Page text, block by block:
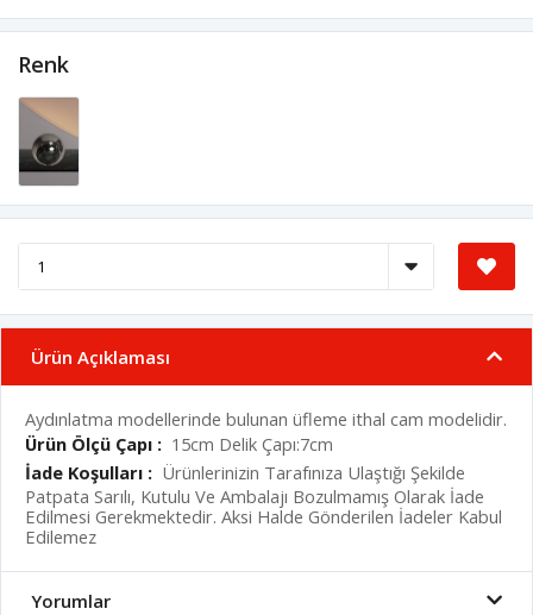
Renk
Ürün Açıklaması
Aydınlatma modellerinde bulunan üfleme ithal cam modelidir.
Ürün Ölçü Çapı : 15cm Delik Çapı:7cm
İade Koşulları : Ürünlerinizin Tarafınıza Ulaştığı Şekilde
Patpata Sarılı, Kutulu Ve Ambalajı Bozulmamış Olarak İade
Edilmesi Gerekmektedir. Aksi Halde Gönderilen İadeler Kabul
Edilemez
Yorumlar